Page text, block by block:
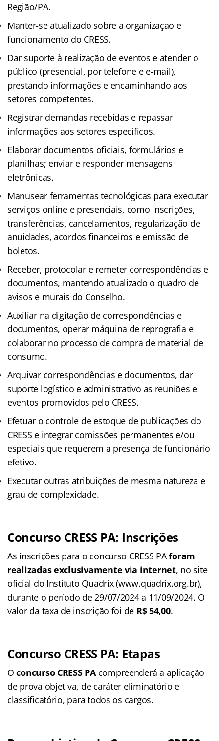
Região/PA.
Manter-se atualizado sobre a organização e
funcionamento do CRESS.
Dar suporte à realização de eventos e atender o
público (presencial, por telefone e e-mail),
prestando informações e encaminhando aos
setores competentes.
Registrar demandas recebidas e repassar
informações aos setores específicos.
Elaborar documentos oficiais, formulários e
planilhas; enviar e responder mensagens
eletrônicas.
Manusear ferramentas tecnológicas para executar
serviços online e presenciais, como inscrições,
transferências, cancelamentos, regularização de
anuidades, acordos financeiros e emissão de
boletos.
Receber, protocolar e remeter correspondências e
documentos, mantendo atualizado o quadro de
avisos e murais do Conselho.
Auxiliar na digitação de correspondências e
documentos, operar máquina de reprografia e
colaborar no processo de compra de material de
consumo.
Arquivar correspondências e documentos, dar
suporte logístico e administrativo as reuniões e
eventos promovidos pelo CRESS.
Efetuar o controle de estoque de publicações do
CRESS e integrar comissões permanentes e/ou
especiais que requerem a presença de funcionário
efetivo.
Executar outras atribuições de mesma natureza e
grau de complexidade.
Concurso CRESS PA: Inscrições
As inscrições para o concurso CRESS PAforam
realizadas exclusivamente via internet, no site
oficial do Instituto Quadrix (www.quadrix.org.br),
durante o período de 29/07/2024 a 11/09/2024. O
valor da taxa de inscrição foi de R$ 54,00.
Concurso CRESS PA: Etapas
Oconcurso CRESS PA compreenderá a aplicação
de prova objetiva, de caráter eliminatório e
classificatório, para todos os cargos.